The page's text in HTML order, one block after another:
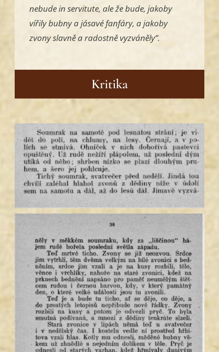
nebude in servitute, ale že bude, jakoby
vířily bubny a jásavé fanfáry, a jakoby
zvony slavně a radostně vyzváněly”.
Kritika